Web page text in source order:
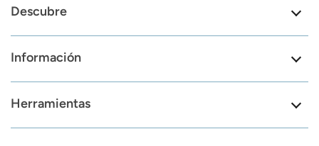
Descubre
Información
Herramientas